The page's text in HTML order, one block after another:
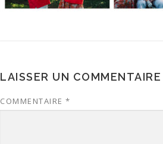
LAISSER UN COMMENTAIRE
COMMENTAIRE *